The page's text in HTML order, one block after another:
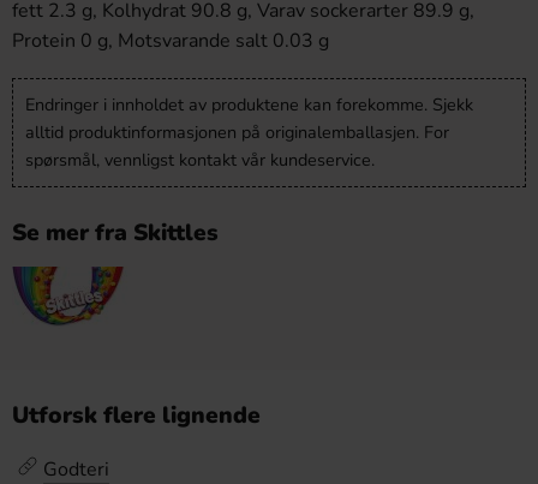
fett 2.3 g, Kolhydrat 90.8 g, Varav sockerarter 89.9 g,
Protein 0 g, Motsvarande salt 0.03 g
Endringer i innholdet av produktene kan forekomme. Sjekk
alltid produktinformasjonen på originalemballasjen. For
spørsmål, vennligst kontakt vår kundeservice.
Se mer fra Skittles
Utforsk flere lignende
Godteri